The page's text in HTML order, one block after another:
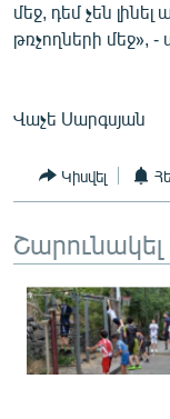
մեջ, դեմ չեն
թռչողների մեջ», -
Վաչե Սարգսյան
Կիսվել